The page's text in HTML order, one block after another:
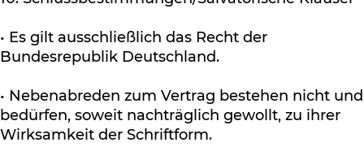
• Es gilt ausschließlich das Recht der
Bundesrepublik Deutschland.
• Nebenabreden zum Vertrag bestehen nicht und
bedürfen, soweit nachträglich gewollt, zu ihrer
Wirksamkeit der Schriftform.